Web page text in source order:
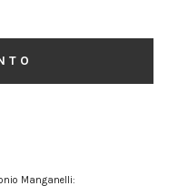
Manganelli: